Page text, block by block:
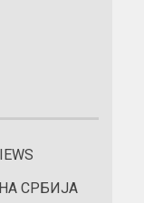
СРБИЈА